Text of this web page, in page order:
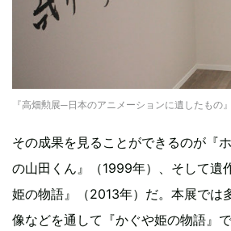
『高畑勲展─日本のアニメーションに遺したもの
その成果を見ることができるのが『
の山田くん』（1999年）、そして遺
姫の物語』（2013年）だ。本展では
像などを通して『かぐや姫の物語』